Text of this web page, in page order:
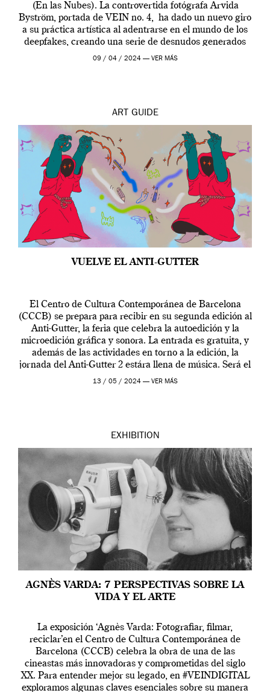
(En las Nubes). La controvertida fotógrafa Arvida
Byström, portada de VEIN no. 4, ha dado un nuevo giro
a su práctica artística al adentrarse en el mundo de los
deepfakes, creando una serie de desnudos generados
por […]
09 / 04 / 2024 — VER MÁS
ART GUIDE
VUELVE EL ANTI-GUTTER
El Centro de Cultura Contemporánea de Barcelona
(CCCB) se prepara para recibir en su segunda edición al
Anti-Gutter, la feria que celebra la autoedición y la
microedición gráfica y sonora. La entrada es gratuita, y
además de las actividades en torno a la edición, la
jornada del Anti-Gutter 2 estára llena de música. Será el
[…]
13 / 05 / 2024 — VER MÁS
EXHIBITION
AGNÈS VARDA: 7 PERSPECTIVAS SOBRE LA
VIDA Y EL ARTE
La exposición ‘Agnès Varda: Fotografiar, filmar,
reciclar’en el Centro de Cultura Contemporánea de
Barcelona (CCCB) celebra la obra de una de las
cineastas más innovadoras y comprometidas del siglo
XX. Para entender mejor su legado, en #VEINDIGITAL
exploramos algunas claves esenciales sobre su manera